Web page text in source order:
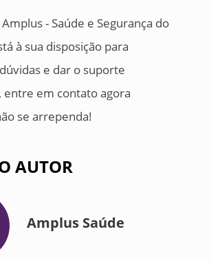
- Saúde e Segurança do
à sua disposição para
e dar o suporte
entre em contato agora
se arrependa!
AUTOR
Amplus Saúde